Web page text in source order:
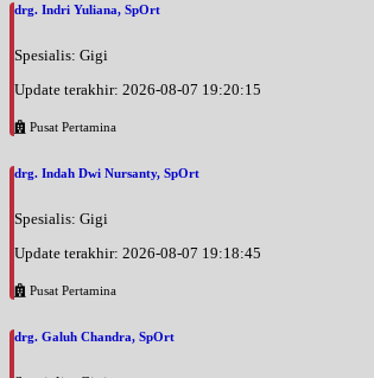
drg. Indri Yuliana, SpOrt
Spesialis: Gigi
Update terakhir: 2026-08-07 19:20:15
Pusat Pertamina
drg. Indah Dwi Nursanty, SpOrt
Spesialis: Gigi
Update terakhir: 2026-08-07 19:18:45
Pusat Pertamina
drg. Galuh Chandra, SpOrt